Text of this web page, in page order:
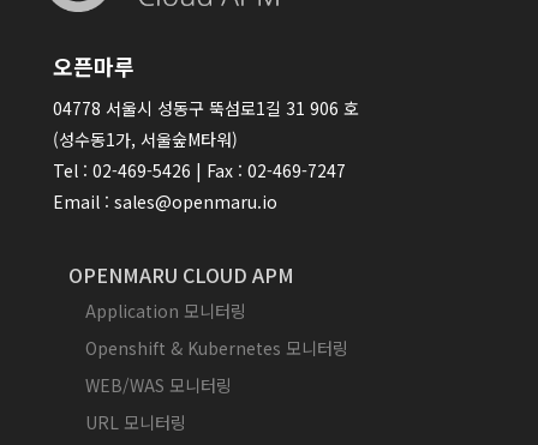
오픈마루
04778 서울시 성동구 뚝섬로1길 31 906 호
(성수동1가, 서울숲M타워)
Tel : 02-469-5426 | Fax : 02-469-7247
Email : sales@openmaru.io
OPENMARU CLOUD APM
Application 모니터링
Openshift & Kubernetes 모니터링
WEB/WAS 모니터링
URL 모니터링